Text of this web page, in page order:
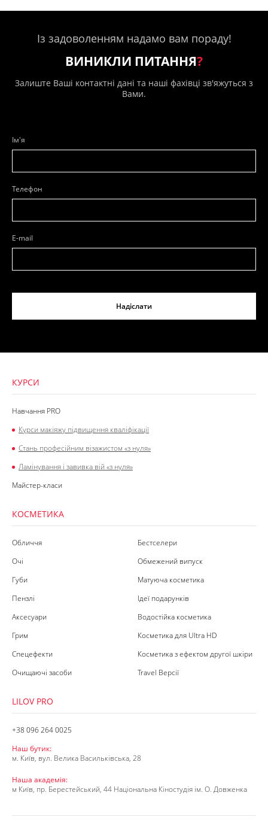
Із задоволенням надамо вам пораду!
ВИНИКЛИ ПИТАННЯ?
Залиште Ваші контактні дані та наші фахівці зв'яжуться з
Вами.
Ім'я
Телефон
E-mail
Надіслати
КУРСИ
Навчання PRO
Курси макіяжу підвищення кваліфікації
Стань професійним візажистом «з нуля»
Ламінування і завивка вій «з нуля»
Майстер-класи
КОСМЕТИКА
Обличчя
Очі
Губи
Пензлі
Аксесуари
Грим
Спецефекти
Очищаючі засоби
Бестселери
Обмежений випуск
Матуюча косметика
Ідеї подарунків
Водостійка косметика
Косметика для Ultra HD
Косметика з ефектом другої шкіри
Travel Версії
LILOV PRO
+38 096 264 0025
Наш бутик:
м. Київ, вул. Велика Васильківська, 28
Наша академія:
м Київ, пр. Берестейський, 44 Національна Кіностудія ім. О. Довженка